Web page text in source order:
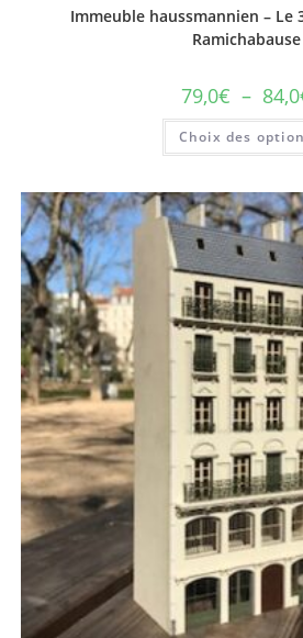
Immeuble haussmannien – Le
Ramichabause
79,0€ – 84,0
Choix des